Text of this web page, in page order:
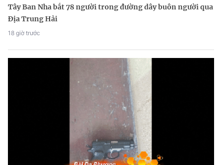
Tây Ban Nha bắt 78 người trong đường dây buôn người qua
Địa Trung Hải
18 giờ trước